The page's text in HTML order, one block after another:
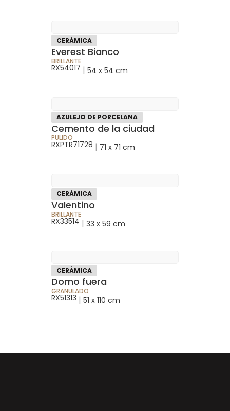
CERÁMICA
Everest Bianco
BRILLANTE
RX54017 | 54 x 54 cm
AZULEJO DE PORCELANA
Cemento de la ciudad
PULIDO
RXPTR71728 | 71 x 71 cm
CERÁMICA
Valentino
BRILLANTE
RX33514 | 33 x 59 cm
CERÁMICA
Domo fuera
GRANULADO
RX51313 | 51 x 110 cm